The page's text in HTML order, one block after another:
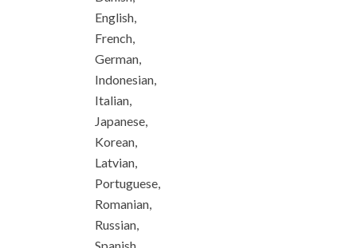
English,
French,
German,
Indonesian,
Italian,
Japanese,
Korean,
Latvian,
Portuguese,
Romanian,
Russian,
Spanish,